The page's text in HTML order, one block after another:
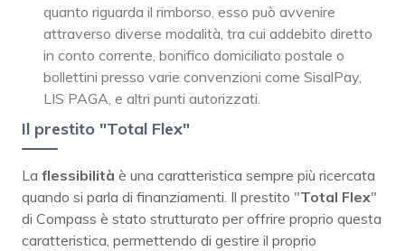
quanto riguarda il rimborso, esso può avvenire
attraverso diverse modalità, tra cui addebito diretto
in conto corrente, bonifico domiciliato postale o
bollettini presso varie convenzioni come SisalPay,
LIS PAGA, e altri punti autorizzati.
Il prestito "Total Flex"
La flessibilità è una caratteristica sempre più ricercata
quando si parla di finanziamenti. Il prestito "Total Flex"
di Compass è stato strutturato per offrire proprio questa
caratteristica, permettendo di gestire il proprio